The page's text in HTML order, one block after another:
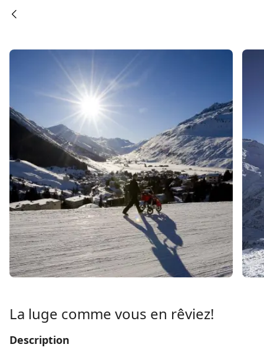
La luge comme vous en rêviez!
Description